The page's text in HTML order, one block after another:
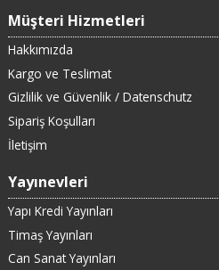
Müşteri Hizmetleri
Hakkımızda
Kargo ve Teslimat
Gizlilik ve Güvenlik / Datenschutz
Sipariş Koşulları
İletişim
Yayınevleri
Yapı Kredi Yayınları
Timaş Yayınları
Can Sanat Yayınları